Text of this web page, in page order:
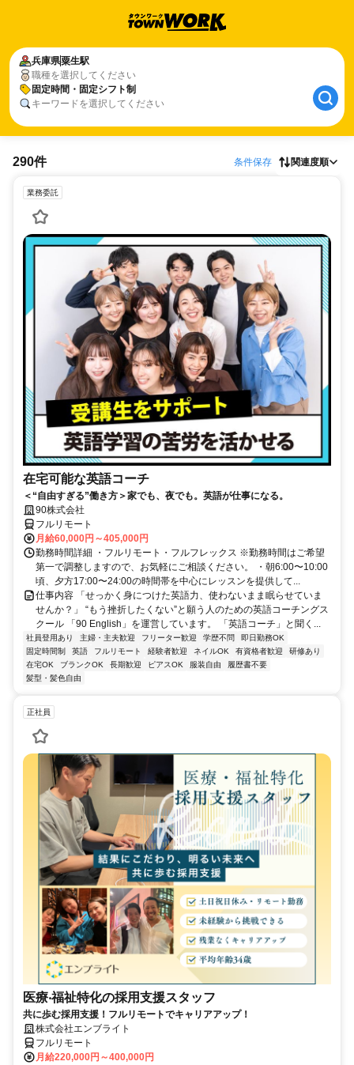
兵庫県粟生駅
職種を選択してください
固定時間・固定シフト制
キーワードを選択してください
290件 条件保存 関連度順
業務委託
在宅可能な英語コーチ
＜“自由すぎる”働き方＞家でも、夜でも。英語が仕事になる。
90株式会社
フルリモート
月給60,000円～405,000円
勤務時間詳細 ・フルリモート・フルフレックス ※勤務時間はご希望
第一で調整しますので、お気軽にご相談ください。 ・朝6:00〜10:00
頃、夕方17:00〜24:00の時間帯を中心にレッスンを提供して...
仕事内容 「せっかく身につけた英語力、使わないまま眠らせていま
せんか？」 “もう挫折したくない”と願う人のための英語コーチングス
クール 「90 English」を運営しています。 「英語コーチ」と聞く...
社員登用あり 主婦・主夫歓迎 フリーター歓迎 学歴不問
即日勤務OK
固定時間制
英語 フルリモート 経験者歓迎 ネイルOK 有資格者歓迎
研修あり
在宅OK
ブランクOK 長期歓迎 ピアスOK 服装自由
履歴書不要
髪型・髪色自由
正社員
医療‧福祉特化の採用支援スタッフ
共に歩む採用支援！フルリモートでキャリアアップ！
株式会社エンブライト
フルリモート
月給220,000円～400,000円